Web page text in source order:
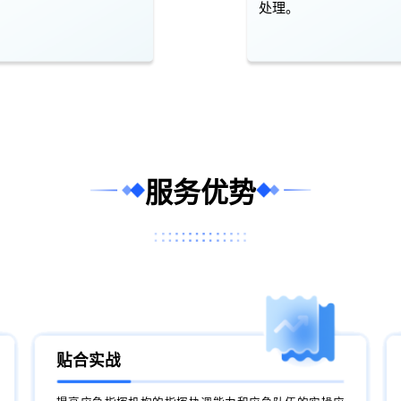
处理。
服务优势
贴合实战